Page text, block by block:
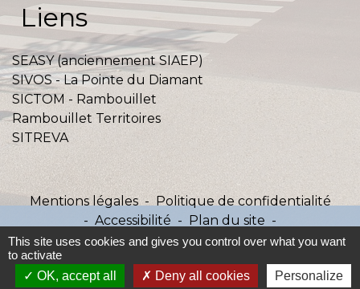
Liens
SEASY (anciennement SIAEP)
SIVOS - La Pointe du Diamant
SICTOM - Rambouillet
Rambouillet Territoires
SITREVA
Mentions légales - Politique de confidentialité
- Accessibilité - Plan du site -
Gestion des cookies
Site créé en partenariat avec Réseau des Communes
This site uses cookies and gives you control over what you want
to activate
OK, accept all
Deny all cookies Personalize